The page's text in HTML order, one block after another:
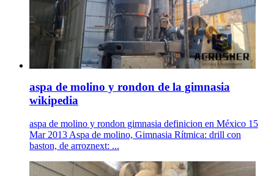
aspa de molino y rondon de la gimnasia
wikipedia
aspa de molino y rondon gimnasia definicion en México 15
Mar 2013 Aspa de molino, Gimnasia Rítmica: drill con
baston, de arroznext: ...